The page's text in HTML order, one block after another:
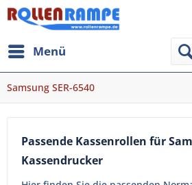
Menü
Samsung SER-6540
Passende Kassenrollen für
Kassendrucker